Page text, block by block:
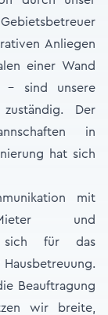
Anliegen
einer Wand
– sind unsere
zuständig. Der
in
hat sich
mit
und
sich für das
Beauftragung
wir breite,